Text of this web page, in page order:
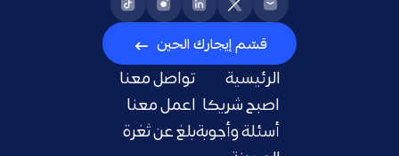
قسّم إيجارك الحين
الرئيسية
اصبح شريكا
أسئلة وأجوبة
تواصل معنا
اعمل معنا
بلغ عن ثغرة